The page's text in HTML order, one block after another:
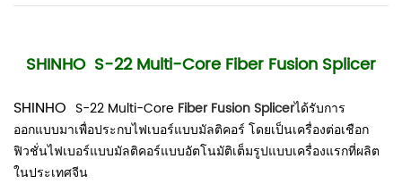
SHINHO S-22 Multi-Core Fiber Fusion Splicer
SHINHO S-22 Multi-Core Fiber Fusion Splicerได้รับการ
ออกแบบมาเพื่อประกบไฟเบอร์แบบมัลติคอร์ โดยเป็นเครื่องต่อเชือก
ฟิวชั่นไฟเบอร์แบบมัลติคอร์แบบอัตโนมัติเต็มรูปแบบเครื่องแรกที่ผลิต
ในประเทศจีน